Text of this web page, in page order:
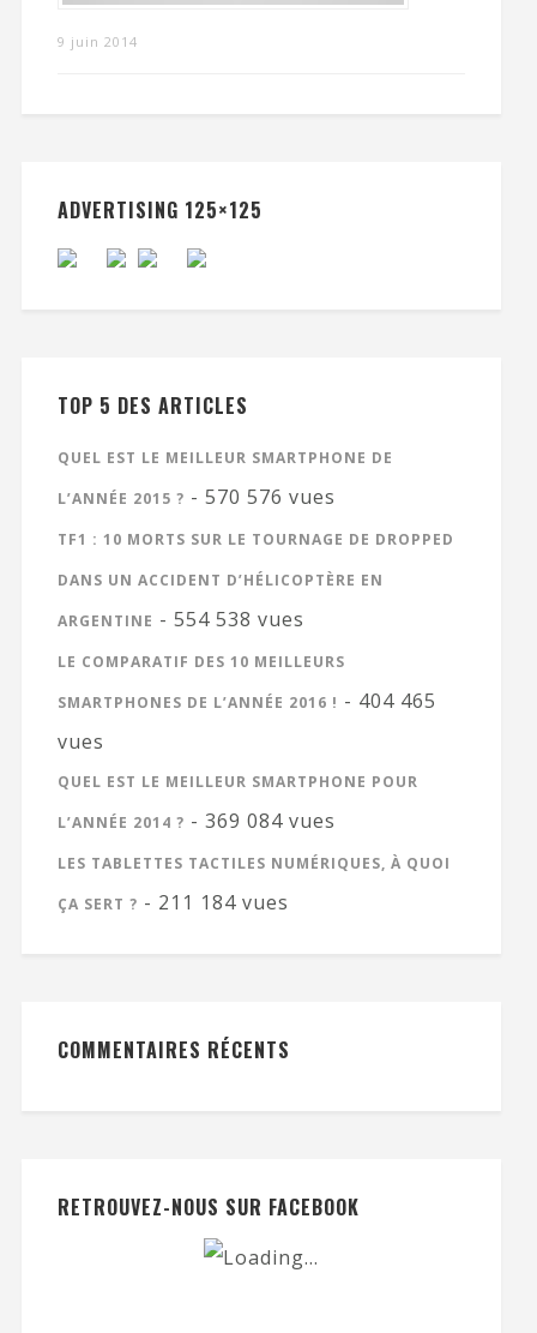
9 juin 2014
ADVERTISING 125×125
TOP 5 DES ARTICLES
QUEL EST LE MEILLEUR SMARTPHONE DE
L’ANNÉE 2015 ? - 570 576 vues
TF1 : 10 MORTS SUR LE TOURNAGE DE DROPPED
DANS UN ACCIDENT D’HÉLICOPTÈRE EN
ARGENTINE - 554 538 vues
LE COMPARATIF DES 10 MEILLEURS
SMARTPHONES DE L’ANNÉE 2016 ! - 404 465
vues
QUEL EST LE MEILLEUR SMARTPHONE POUR
L’ANNÉE 2014 ? - 369 084 vues
LES TABLETTES TACTILES NUMÉRIQUES, À QUOI
ÇA SERT ? - 211 184 vues
COMMENTAIRES RÉCENTS
RETROUVEZ-NOUS SUR FACEBOOK